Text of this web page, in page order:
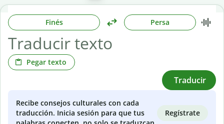
Finés Persa
Pegar texto
Traducir
Recibe consejos culturales con cada
traducción. Inicia sesión para que tus
Regístrate